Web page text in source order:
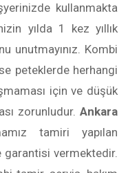
kullanmakta
yılda 1 kez yıllık
unutmayınız. Kombi
peteklerde herhangi
için ve düşük
zorunludur. Ankara
tamiri yapılan
garantisi vermektedir.